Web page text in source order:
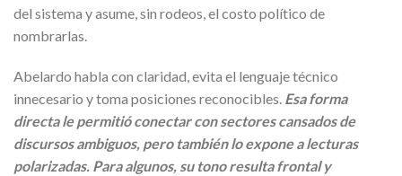
del sistema y asume, sin rodeos, el costo político de
nombrarlas.
Abelardo habla con claridad, evita el lenguaje técnico
innecesario y toma posiciones reconocibles. Esa forma
directa le permitió conectar con sectores cansados de
discursos ambiguos, pero también lo expone a lecturas
polarizadas. Para algunos, su tono resulta frontal y